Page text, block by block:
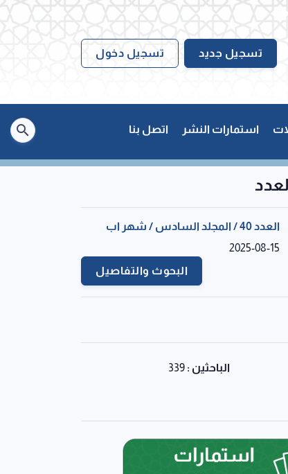
تسجيل جديد تسجيل دخول
استمارات النشر اتصل بنا
العدد 40 / المجلد السادس / شهر اب
2025-08-15
البحوث والتفاصيل
الباحثين : 339